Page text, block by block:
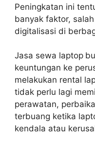
Peningkatan ini
banyak faktor,
digitalisasi di
Jasa sewa laptop
keuntungan ke
melakukan rental
tidak perlu lagi
perawatan,
terbuang ketika
kendala atau